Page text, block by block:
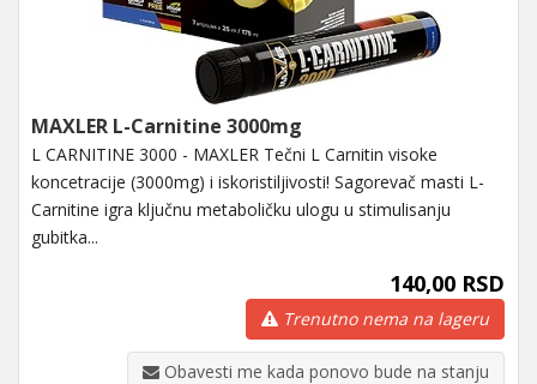
MAXLER L-Carnitine 3000mg
L CARNITINE 3000 - MAXLER Tečni L Carnitin visoke
koncetracije (3000mg) i iskoristiljivosti! Sagorevač masti L-
Carnitine igra ključnu metaboličku ulogu u stimulisanju
gubitka...
140,00 RSD
Trenutno nema na lageru
Obavesti me kada ponovo bude na stanju